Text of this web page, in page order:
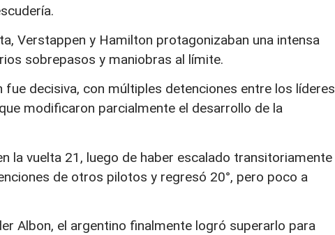
Verstappen y Hamilton protagonizaban una intensa
sobrepasos y maniobras al límite.
decisiva, con múltiples detenciones entre los líderes
modificaron parcialmente el desarrollo de la
la vuelta 21, luego de haber escalado transitoriamente
de otros pilotos y regresó 20°, pero poco a
Albon, el argentino finalmente logró superarlo para